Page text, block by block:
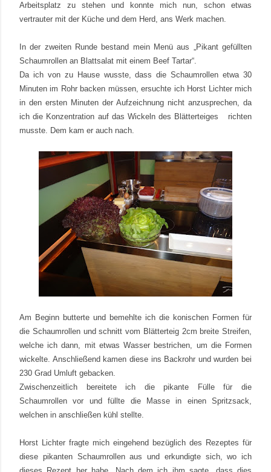
Arbeitsplatz zu stehen und konnte mich nun, schon etwas
vertrauter mit der Küche und dem Herd, ans Werk machen.
In der zweiten Runde bestand mein Menü aus „Pikant gefüllten
Schaumrollen an Blattsalat mit einem Beef Tartar“.
Da ich von zu Hause wusste, dass die Schaumrollen etwa 30
Minuten im Rohr backen müssen, ersuchte ich Horst Lichter mich
in den ersten Minuten der Aufzeichnung nicht anzusprechen, da
ich die Konzentration auf das Wickeln des Blätterteiges richten
musste. Dem kam er auch nach.
Am Beginn butterte und bemehlte ich die konischen Formen für
die Schaumrollen und schnitt vom Blätterteig 2cm breite Streifen,
welche ich dann, mit etwas Wasser bestrichen, um die Formen
wickelte. Anschließend kamen diese ins Backrohr und wurden bei
230 Grad Umluft gebacken.
Zwischenzeitlich bereitete ich die pikante Fülle für die
Schaumrollen vor und füllte die Masse in einen Spritzsack,
welchen in anschließen kühl stellte.
Horst Lichter fragte mich eingehend bezüglich des Rezeptes für
diese pikanten Schaumrollen aus und erkundigte sich, wo ich